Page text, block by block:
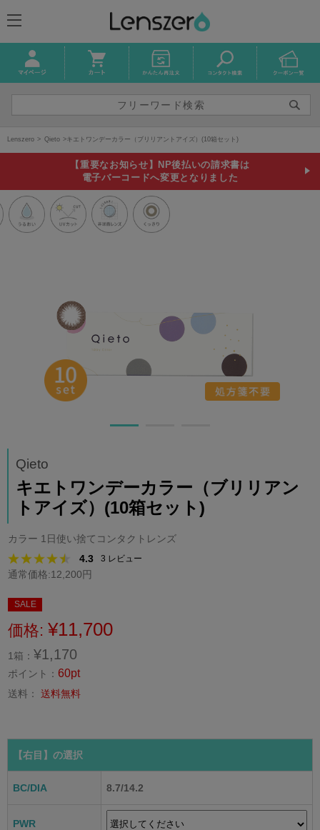
Lenszero Qieto キエトワンデーカラー（ブリリアントアイズ）(10箱セット)
【重要なお知らせ】NP後払いの請求書は
電子バーコードへ変更となりました
Qieto
キエトワンデーカラー（ブリリアン
トアイズ）(10箱セット)
カラー 1日使い捨てコンタクトレンズ
4.3
3 レビュー
通常価格:12,200円
SALE
価格: ¥11,700
1箱： ¥1,170
ポイント： 60pt
送料：送料無料
【右目】 の選択
BC/DIA 8.7/14.2
PWR